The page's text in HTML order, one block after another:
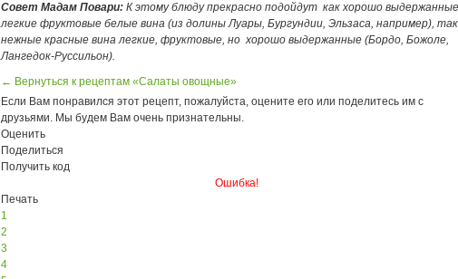
Совет Мадам Повари: К этому блюду прекрасно подойдут как хорошо
легкие фруктовые белые вина (из долины Луары, Бургундии, Эльзаса, например),
нежные красные вина легкие, фруктовые, но хорошо выдержанные (Бордо, Божоле,
Лангедок-Руссильон).
← Вернуться к рецептам «Салаты овощные»
Если Вам понравился этот рецепт, пожалуйста, оцените его или поделитесь им с
друзьями. Мы будем Вам очень признательны.
Оценить
Поделиться
Получить код
Ошибка!
Печать
1
2
3
4